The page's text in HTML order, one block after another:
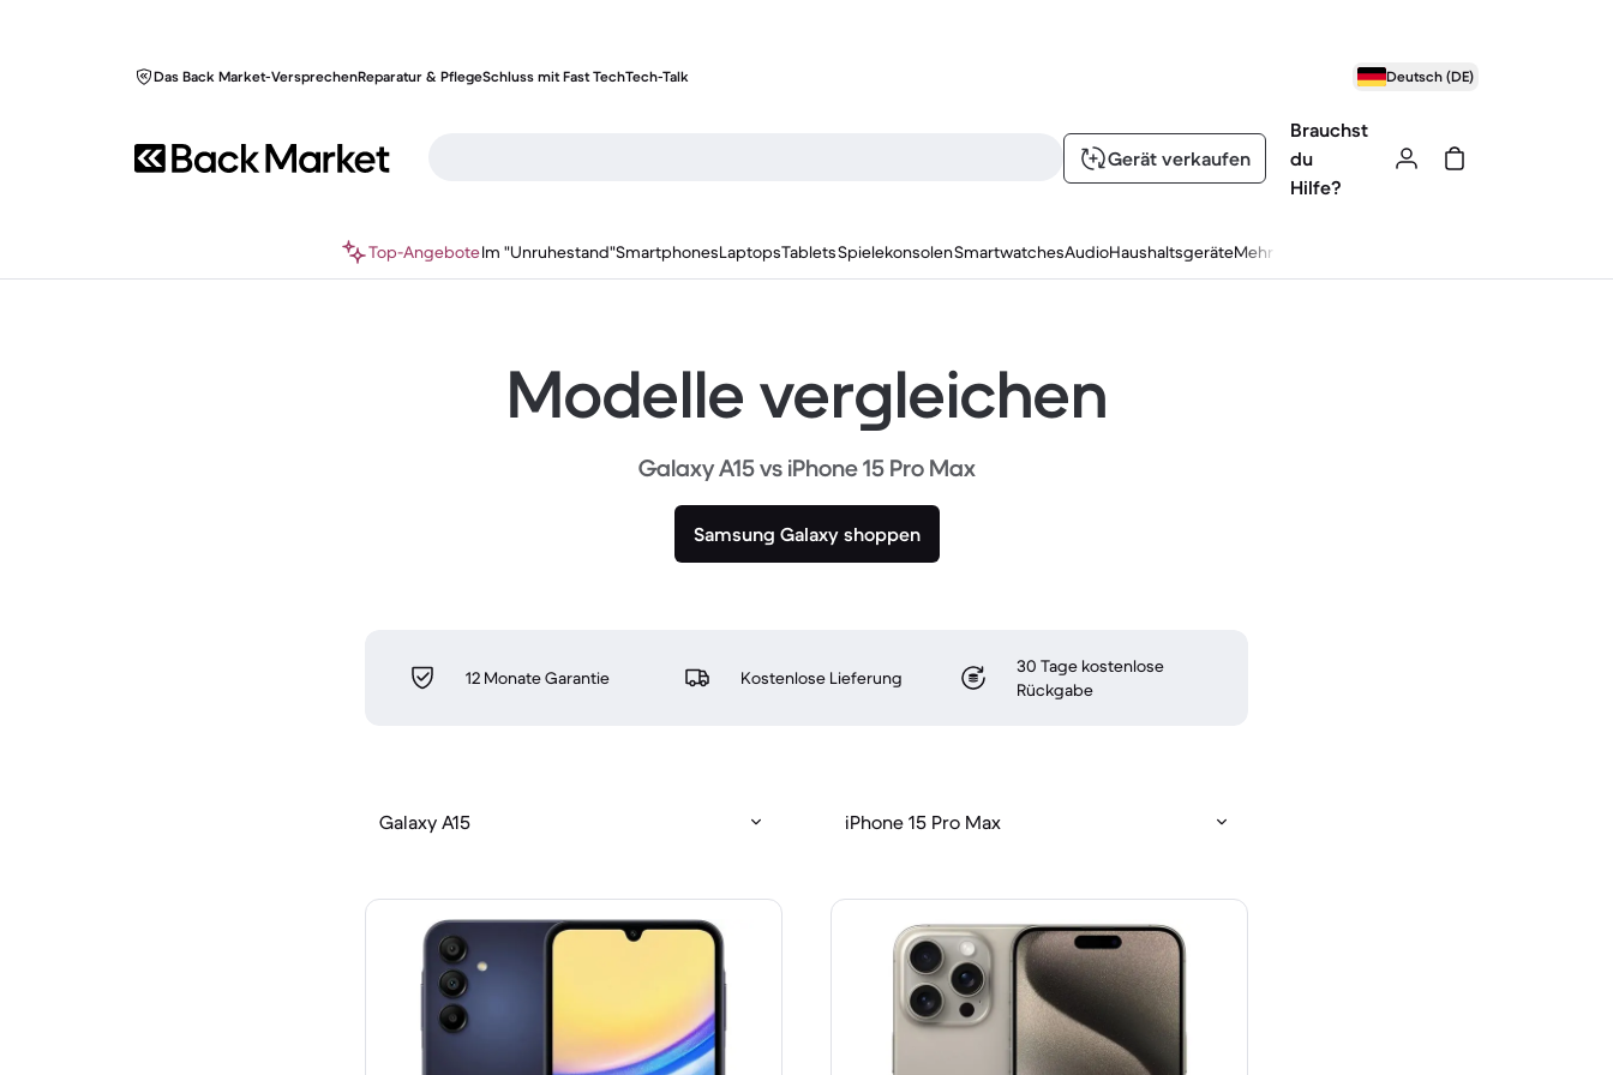
Das Back Market-VersprechenReparatur & PflegeSchluss mit Fast TechTech-Talk Deutsch (DE)
Gerät verkaufen
Brauchst
du
Hilfe?
Top-AngeboteIm "Unruhestand"SmartphonesLaptopsTabletsSpielekonsolenSmartwatchesAudioHaushaltsgeräteMehr
Modelle vergleichen
Galaxy A15 vs iPhone 15 Pro Max
Samsung Galaxy shoppen
12 Monate Garantie Kostenlose Lieferung
30 Tage kostenlose
Rückgabe
Galaxy A15 iPhone 15 Pro Max